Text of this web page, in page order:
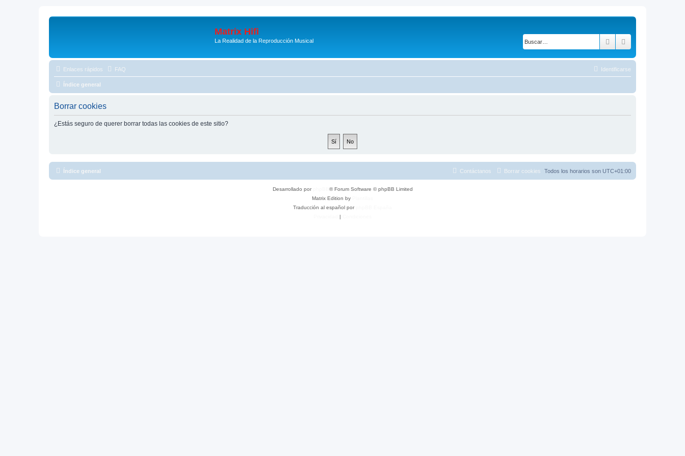
Matrix Hifi
La Realidad de la Reproducción Musical Buscar
Enlaces rápidos FAQ Identificarse
Índice general
Borrar cookies
¿Estás seguro de querer borrar todas las cookies de este sitio?
Índice general Todos los horarios son UTC+01:00
Borrar cookies
Contáctanos
Desarrollado por
® Forum Software © phpBB Limited
Matrix Edition by
Traducción al español por
|